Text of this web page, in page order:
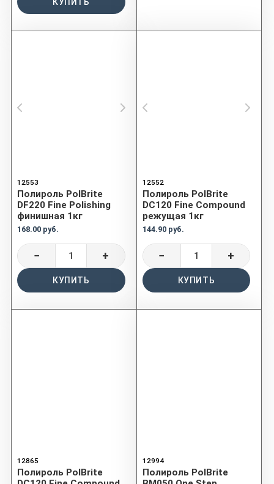
12553
Полироль PolBrite
DF220 Fine Polishing
финишная 1кг
168.00 руб.
− +
КУПИТЬ
12552
Полироль PolBrite
DC120 Fine Compound
режущая 1кг
144.90 руб.
− +
КУПИТЬ
12865
Полироль PolBrite
12994
Полироль PolBrite